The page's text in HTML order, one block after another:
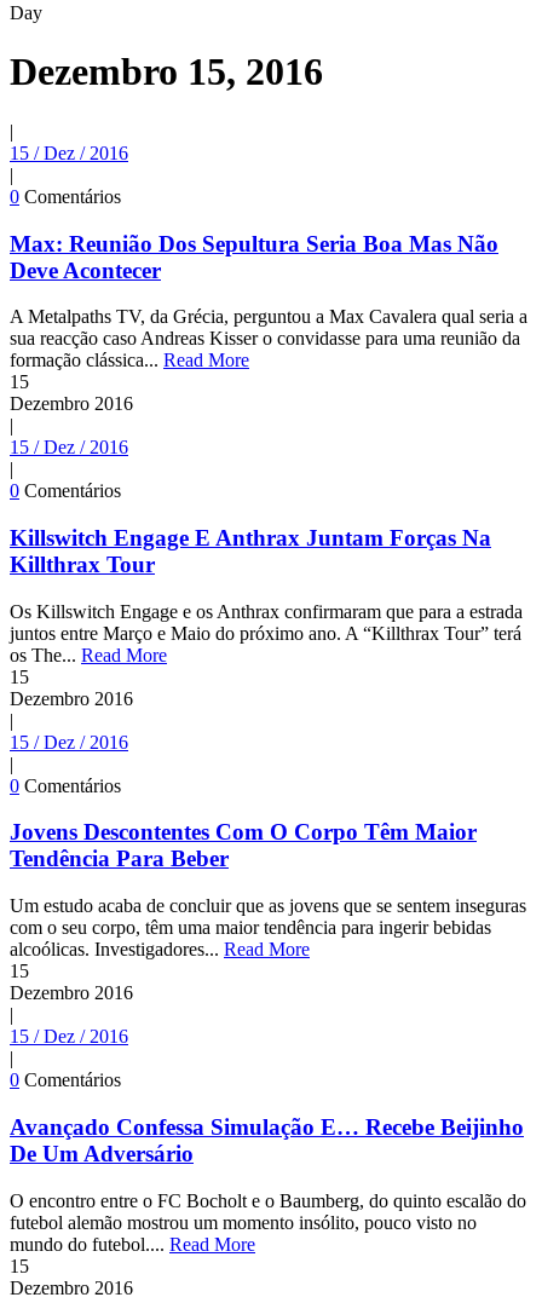
Day
Dezembro 15, 2016
|
15 / Dez / 2016
|
0 Comentários
Max: Reunião Dos Sepultura Seria Boa Mas Não
Deve Acontecer
A Metalpaths TV, da Grécia, perguntou a Max Cavalera qual seria a
sua reacção caso Andreas Kisser o convidasse para uma reunião da
formação clássica... Read More
15
Dezembro 2016
|
15 / Dez / 2016
|
0 Comentários
Killswitch Engage E Anthrax Juntam Forças Na
Killthrax Tour
Os Killswitch Engage e os Anthrax confirmaram que para a estrada
juntos entre Março e Maio do próximo ano. A “Killthrax Tour” terá
os The... Read More
15
Dezembro 2016
|
15 / Dez / 2016
|
0 Comentários
Jovens Descontentes Com O Corpo Têm Maior
Tendência Para Beber
Um estudo acaba de concluir que as jovens que se sentem inseguras
com o seu corpo, têm uma maior tendência para ingerir bebidas
alcoólicas. Investigadores... Read More
15
Dezembro 2016
|
15 / Dez / 2016
|
0 Comentários
Avançado Confessa Simulação E… Recebe Beijinho
De Um Adversário
O encontro entre o FC Bocholt e o Baumberg, do quinto escalão do
futebol alemão mostrou um momento insólito, pouco visto no
mundo do futebol.... Read More
15
Dezembro 2016